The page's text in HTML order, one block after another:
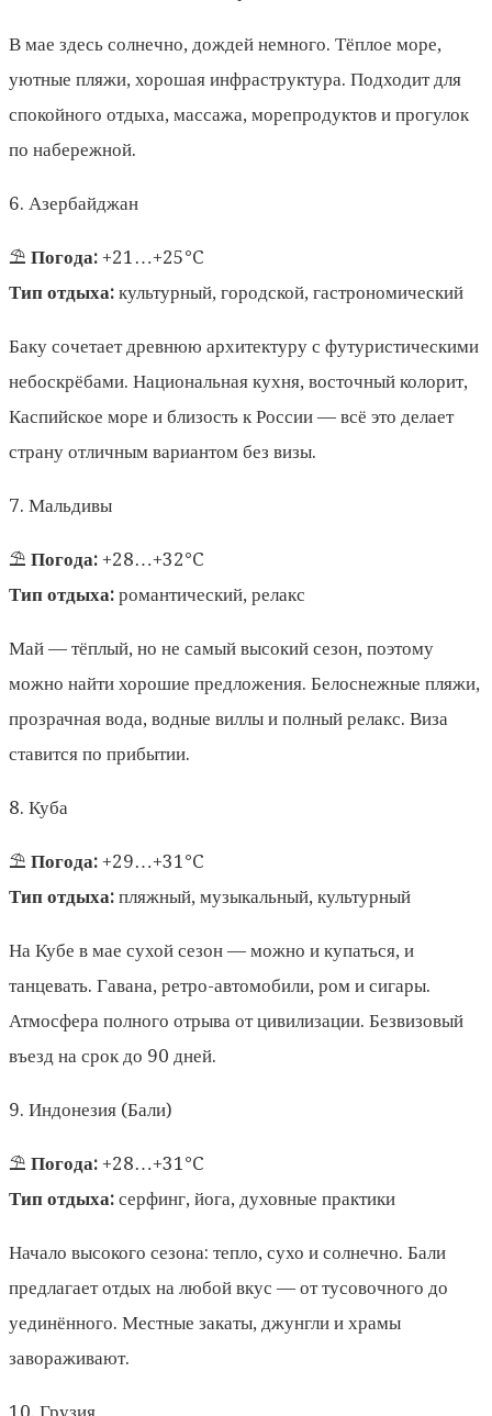
В мае здесь солнечно, дождей немного. Тёплое море,
уютные пляжи, хорошая инфраструктура. Подходит для
спокойного отдыха, массажа, морепродуктов и прогулок
по набережной.
6. Азербайджан
⛱️ Погода: +21…+25°C
Тип отдыха: культурный, городской, гастрономический
Баку сочетает древнюю архитектуру с футуристическими
небоскрёбами. Национальная кухня, восточный колорит,
Каспийское море и близость к России — всё это делает
страну отличным вариантом без визы.
7. Мальдивы
⛱️ Погода: +28…+32°C
Тип отдыха: романтический, релакс
Май — тёплый, но не самый высокий сезон, поэтому
можно найти хорошие предложения. Белоснежные пляжи,
прозрачная вода, водные виллы и полный релакс. Виза
ставится по прибытии.
8. Куба
⛱️ Погода: +29…+31°C
Тип отдыха: пляжный, музыкальный, культурный
На Кубе в мае сухой сезон — можно и купаться, и
танцевать. Гавана, ретро-автомобили, ром и сигары.
Атмосфера полного отрыва от цивилизации. Безвизовый
въезд на срок до 90 дней.
9. Индонезия (Бали)
⛱️ Погода: +28…+31°C
Тип отдыха: серфинг, йога, духовные практики
Начало высокого сезона: тепло, сухо и солнечно. Бали
предлагает отдых на любой вкус — от тусовочного до
уединённого. Местные закаты, джунгли и храмы
завораживают.
10. Грузия